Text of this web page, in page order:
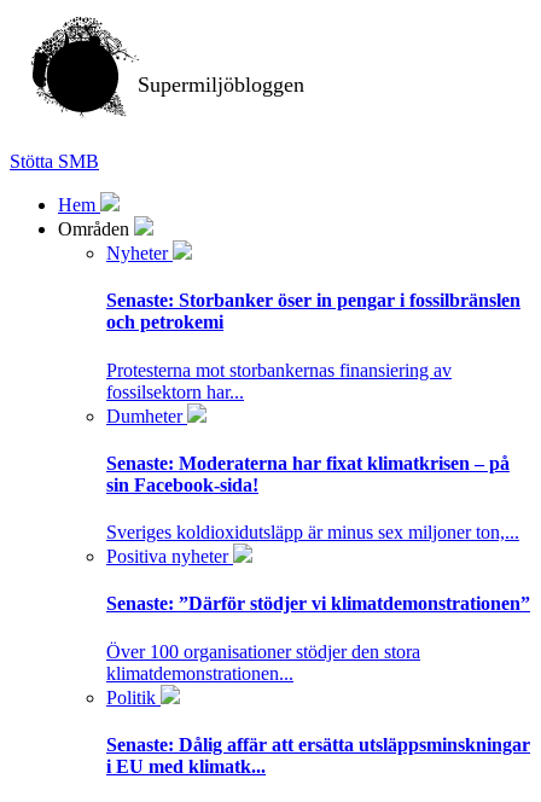
Supermiljöbloggen
Stötta SMB
Hem
Områden
Nyheter
Senaste: Storbanker öser in pengar i fossilbränslen
och petrokemi
Protesterna mot storbankernas finansiering av
fossilsektorn har...
Dumheter
Senaste: Moderaterna har fixat klimatkrisen – på
sin Facebook-sida!
Sveriges koldioxidutsläpp är minus sex miljoner ton,...
Positiva nyheter
Senaste: ”Därför stödjer vi klimatdemonstrationen”
Över 100 organisationer stödjer den stora
klimatdemonstrationen...
Politik
Senaste: Dålig affär att ersätta utsläppsminskningar
i EU med klimatk...